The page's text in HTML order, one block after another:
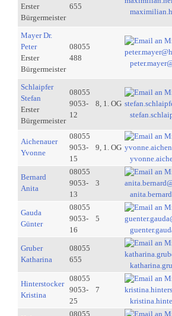
Erster
Bürgermeister
655
Mayer Dr.
Peter
Erster
Bürgermeister
08055
488
Schlaipfer
Stefan
Erster
Bürgermeister
08055
9053-
12
8, 1. OG
Aichenauer
Yvonne
08055
9053-
15
9, 1. OG
Bernard
Anita
08055
9053-
13
3
Gauda
Günter
08055
9053-
16
5
Gruber
Katharina
08055
655
Hinterstocker
Kristina
08055
9053-
25
7
08055